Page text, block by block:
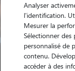
Analyser
l'identification.
Mesurer la
Sélectionner des
personnalisé de
contenu.
accéder à des